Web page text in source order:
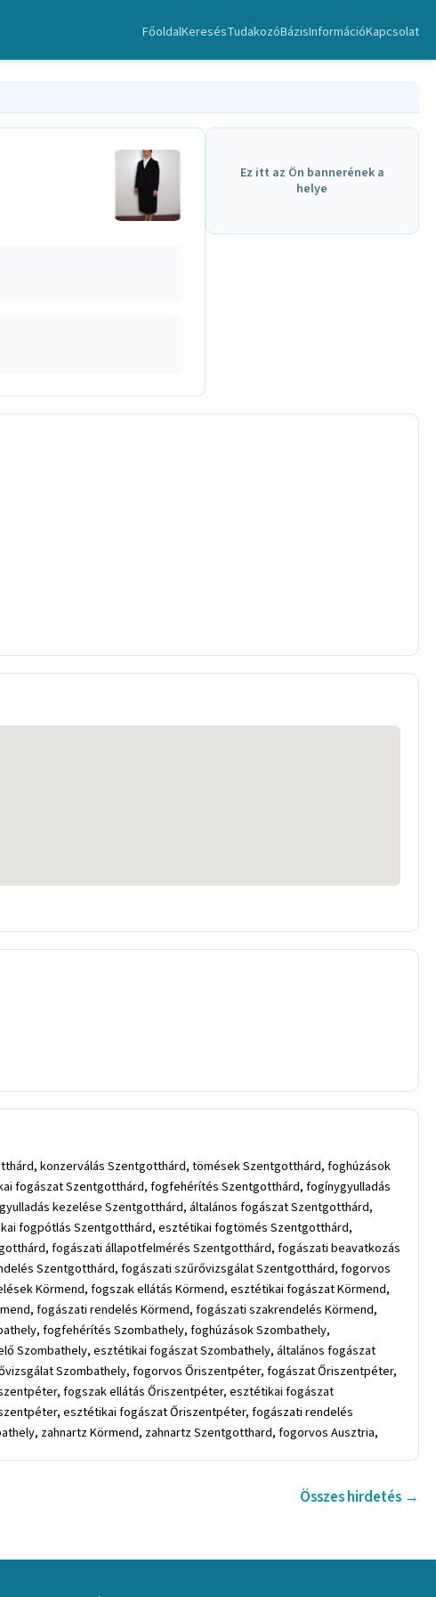
FőoldalKeresésTudakozóBázisInformációKapcsolat
Ez itt az Ön bannerének a
helye
konzerválás Szentgotthárd, tömések Szentgotthárd, foghúzások
fogászat Szentgotthárd, fogfehérítés Szentgotthárd, fogínygyulladás
kezelése Szentgotthárd, általános fogászat Szentgotthárd,
fogpótlás Szentgotthárd, esztétikai fogtömés Szentgotthárd,
fogászati állapotfelmérés Szentgotthárd, fogászati beavatkozás
Szentgotthárd, fogászati szűrővizsgálat Szentgotthárd, fogorvos
Körmend, fogszak ellátás Körmend, esztétikai fogászat Körmend,
fogászati rendelés Körmend, fogászati szakrendelés Körmend,
fogfehérítés Szombathely, foghúzások Szombathely,
Szombathely, esztétikai fogászat Szombathely, általános fogászat
Szombathely, fogorvos Őriszentpéter, fogászat Őriszentpéter,
fogszak ellátás Őriszentpéter, esztétikai fogászat
esztétikai fogászat Őriszentpéter, fogászati rendelés
zahnartz Körmend, zahnartz Szentgotthard, fogorvos Ausztria,
Összes hirdetés →